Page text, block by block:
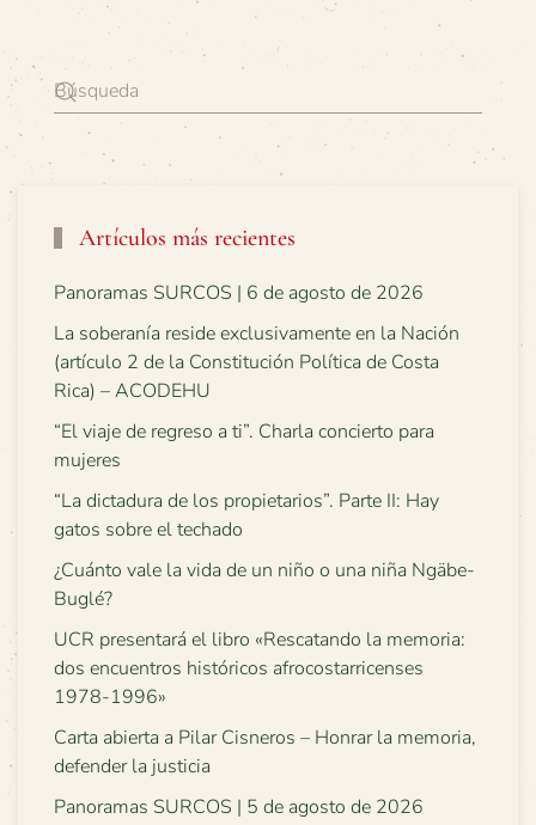
Artículos más recientes
Panoramas SURCOS | 6 de agosto de 2026
La soberanía reside exclusivamente en la Nación
(artículo 2 de la Constitución Política de Costa
Rica) – ACODEHU
“El viaje de regreso a ti”. Charla concierto para
mujeres
“La dictadura de los propietarios”. Parte II: Hay
gatos sobre el techado
¿Cuánto vale la vida de un niño o una niña Ngäbe-
Buglé?
UCR presentará el libro «Rescatando la memoria:
dos encuentros históricos afrocostarricenses
1978-1996»
Carta abierta a Pilar Cisneros – Honrar la memoria,
defender la justicia
Panoramas SURCOS | 5 de agosto de 2026